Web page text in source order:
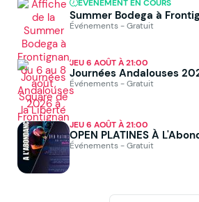
ÉVÉNEMENT EN COURS
Summer Bodega à
Événements - Gratuit
JEU 6 AOÛT À 21:00
Journées Andalouses
Événements - Gratuit
JEU 6 AOÛT À 21:00
OPEN PLATINES À
Événements - Gratuit